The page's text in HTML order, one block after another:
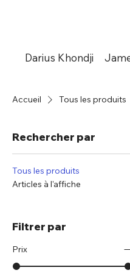
Darius Khondji
Accueil Tous les produits
Rechercher par
Tous les produits
Articles à l'affiche
Filtrer par
Prix